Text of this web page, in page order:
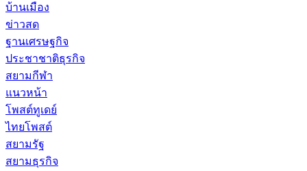
บ้านเมือง
ข่าวสด
ฐานเศรษฐกิจ
ประชาชาติธุรกิจ
สยามกีฬา
แนวหน้า
โพสต์ทูเดย์
ไทยโพสต์
สยามรัฐ
สยามธุรกิจ